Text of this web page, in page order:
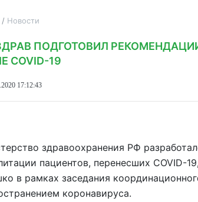
Новости
ПОДГОТОВИЛ
COVID-19
17:12:43
здравоохранения РФ
пациентов, перенесших COVID-
в рамках заседания
коронавируса.